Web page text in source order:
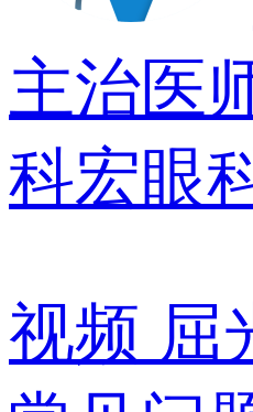
主治医
科宏眼
视频 屈